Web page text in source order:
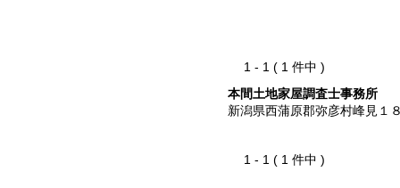
1 - 1 ( 1 件中 )
本間土地家屋調査士事務所
新潟県西蒲原郡弥彦村峰見１
1 - 1 ( 1 件中 )